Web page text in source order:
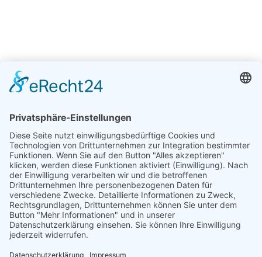
< zurück zur Übersicht
Erreichbarkeit
06298 3753 100
info@hestomed.de
Navigation überspringen
Datenschutz